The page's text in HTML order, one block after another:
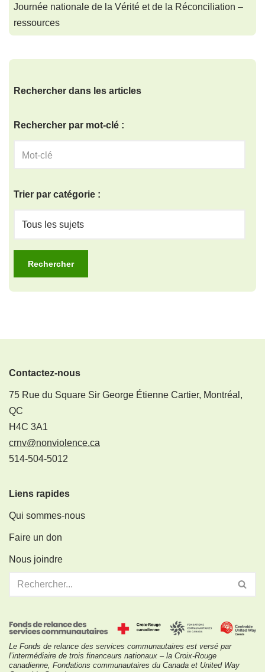
Journée nationale de la Vérité et de la Réconciliation –
ressources
Rechercher dans les articles
Rechercher par mot-clé :
Trier par catégorie :
Contactez-nous
75 Rue du Square Sir George Étienne Cartier, Montréal,
QC
H4C 3A1
crnv@nonviolence.ca
514-504-5012
Liens rapides
Qui sommes-nous
Faire un don
Nous joindre
Le Fonds de relance des services communautaires est versé par
l’intermédiaire de trois financeurs nationaux – la Croix-Rouge
canadienne, Fondations communautaires du Canada et United Way